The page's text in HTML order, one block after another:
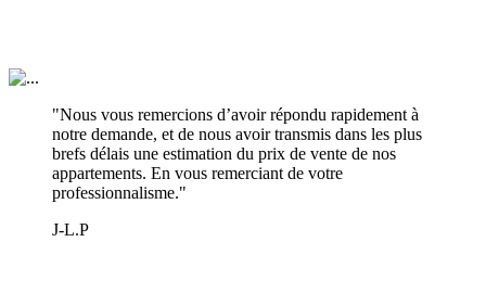
"Nous vous remercions d’avoir répondu rapidement à
notre demande, et de nous avoir transmis dans les plus
brefs délais une estimation du prix de vente de nos
appartements. En vous remerciant de votre
professionnalisme."
J-L.P